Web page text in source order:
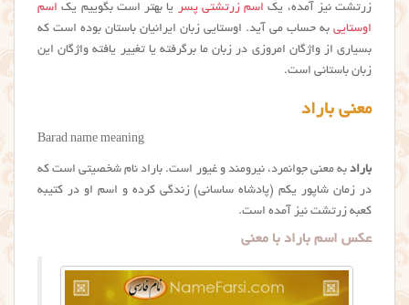
زرتشت نیز آمده، یک اسم زرتشتی پسر یا بهتر است بگوییم یک اسم
اوستایی به حساب می آید. اوستایی زبان ایرانیان باستان بوده است که
بسیاری از واژگان امروزی در زبان ما برگرفته یا تغییر یافته واژگان این
زبان باستانی است.
معنی باراد
Barad name meaning
باراد به معنی جوانمرد، نیرومند و غیور است. باراد نام شخصیتی است که
در زمان شاپور یکم (پادشاه ساسانی) زندگی کرده و اسم او در کتیبه
کعبه زرتشت نیز آمده است.
عکس اسم باراد با معنی